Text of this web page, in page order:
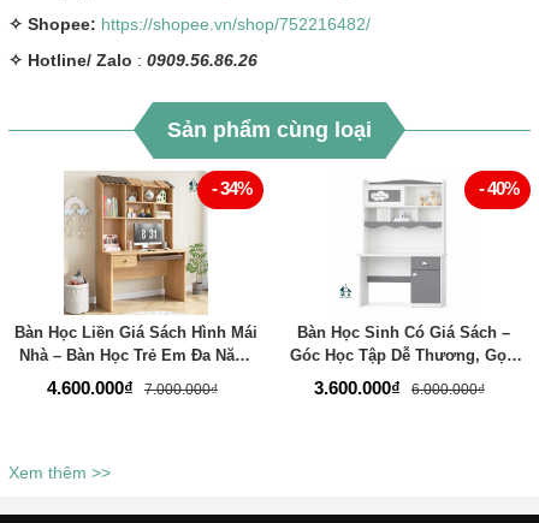
✧ Shopee: https://shopee.vn/shop/752216482/
✧ Hotline/ Zalo : 0909.56.86.26
Sản phẩm cùng loại
- 34%
Bàn Học Liền Giá Sách Hình Mái
Nhà – Bàn Học Trẻ Em Đa Năng
- Thương Hiệu TADA Việt Nam -
4.600.000₫ 7.000.000₫
- 40%
Bàn Học Sinh Có Giá Sách –
Góc Học Tập Dễ Thương, Gọn
Gàng Và Đầy Cảm Hứng Cho Bé
3.600.000₫ 6.000.000₫
Xem thêm >>